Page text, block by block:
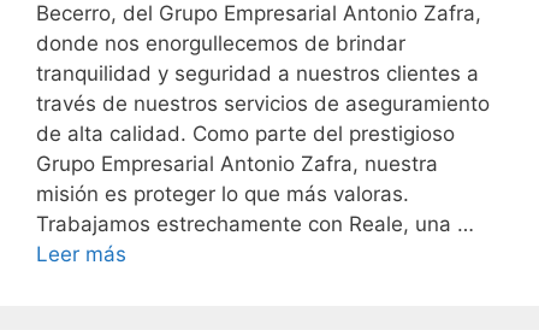
Becerro, del Grupo Empresarial Antonio Zafra,
donde nos enorgullecemos de brindar
tranquilidad y seguridad a nuestros clientes a
través de nuestros servicios de aseguramiento
de alta calidad. Como parte del prestigioso
Grupo Empresarial Antonio Zafra, nuestra
misión es proteger lo que más valoras.
Trabajamos estrechamente con Reale, una …
Leer más